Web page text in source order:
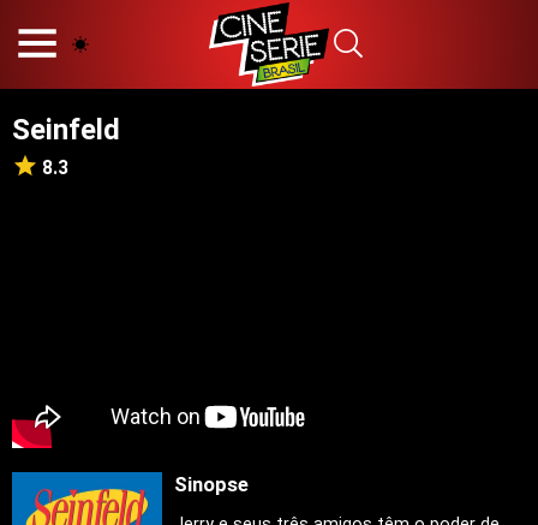
PRINCÍPIOS EDITORIAIS
POLÍTICA DE PRIVACIDADE
Filmes
Seinfeld
8.3
Sinopse